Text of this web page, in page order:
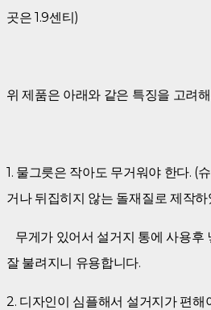
곳은 1.9센티)
위 제품은 아래와 같은 특징을 고려
​1. 물그릇은 작아도 무거워야 한다. (
거나 뒤집히지 않는 돌재질로 제작하
무게가 있어서 설거지 통에 사용후
잘 불려지니 유용합니다.
​2. 디자인이 심플해서 설거지가 편해